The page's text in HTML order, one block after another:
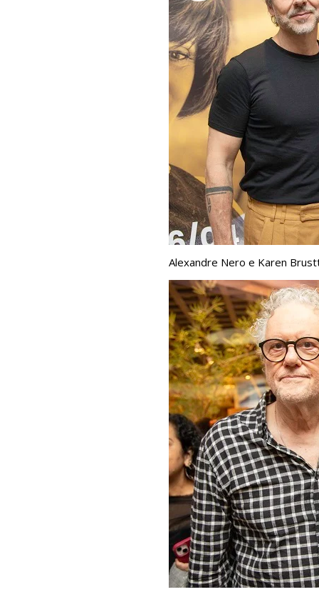
Alexandre Nero e Karen